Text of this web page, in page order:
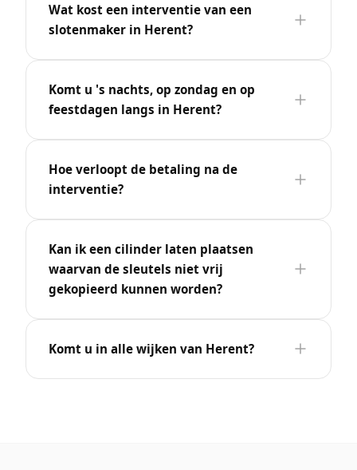
Wat kost een interventie van een
slotenmaker in Herent?
Komt u 's nachts, op zondag en op
feestdagen langs in Herent?
Hoe verloopt de betaling na de
interventie?
Kan ik een cilinder laten plaatsen
waarvan de sleutels niet vrij
gekopieerd kunnen worden?
Komt u in alle wijken van Herent?